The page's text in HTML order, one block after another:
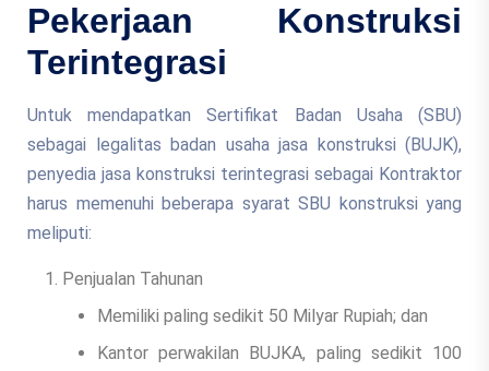
Pekerjaan Konstruksi
Terintegrasi
Untuk mendapatkan Sertifikat Badan Usaha (SBU)
sebagai legalitas badan usaha jasa konstruksi (BUJK),
penyedia jasa konstruksi terintegrasi sebagai Kontraktor
harus memenuhi beberapa syarat SBU konstruksi yang
meliputi:
Penjualan Tahunan
Memiliki paling sedikit 50 Milyar Rupiah; dan
Kantor perwakilan BUJKA, paling sedikit 100